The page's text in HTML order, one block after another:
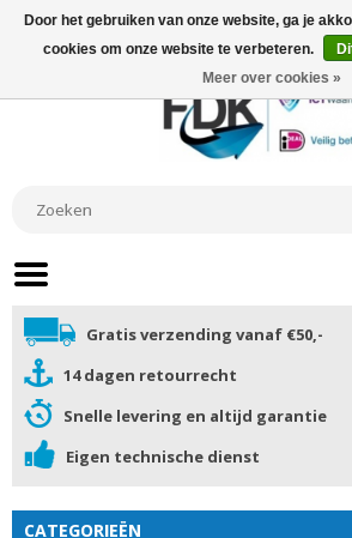
Gratis verzending vanaf €50,-
14 dagen retourrecht
Snelle levering en altijd garantie
Eigen technische dienst
CATEGORIEËN
Door het gebruiken van onze website, ga je
cookies om onze website te verbeteren.
Meer over cookies »